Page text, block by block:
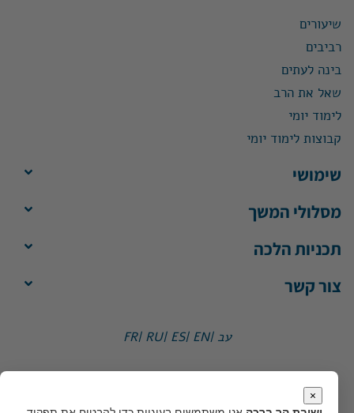
שיעורים
רביבים
בינה לעתים
שאל את הרב
לימוד יומי
קבוצות לימוד יומי
שימושי
מסלולי המשך
תכניות הלכה
צור קשר
עב |EN |
ES |
RU |
FR
×